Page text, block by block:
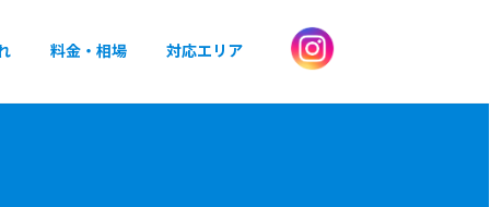
料金・相場 対応エリア